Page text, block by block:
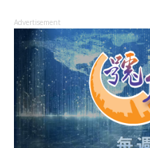
Advertisement